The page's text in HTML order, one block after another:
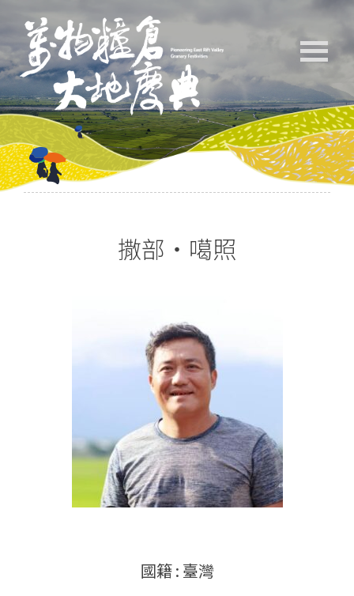
撒部‧噶照
國籍 : 臺灣